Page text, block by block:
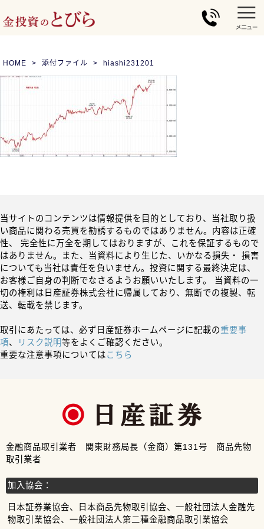
HOME 添付ファイル hiashi231201
当サイトのコンテンツは情報提供を目的としており、当社取り扱
い商品に関わる売買を勧誘するものではありません。内容は正確
性、 完全性に万全を期してはおりますが、これを保証するもので
はありません。また、当資料により生じた、いかなる損失・ 損害
についても当社は責任を負いません。投資に関する最終決定は、
お客様ご自身の判断でなさるようお願いいたします。 当資料の一
切の権利は日産証券株式会社に帰属しており、無断での複製、転
送、転載を禁じます。
取引にあたっては、必ず日産証券ホームページに記載の重要事
項、 リスク説明等をよくご確認ください。
重要な注意事項についてはこちら
金融商品取引業者 関東財務局長（金商）第131号 商品先物
取引業者
加入協会：
日本証券業協会、日本商品先物取引協会、一般社団法人金融先
物取引業協会、一般社団法人第二種金融商品取引業協会